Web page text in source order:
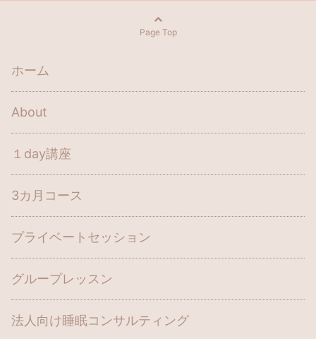
Page Top
ホーム
About
１day講座
3カ月コース
プライベートセッション
グループレッスン
法人向け睡眠コンサルティング